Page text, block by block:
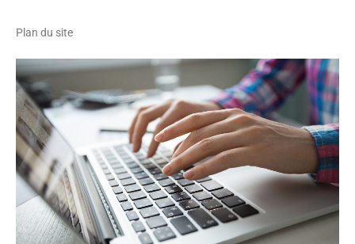
Plan du site